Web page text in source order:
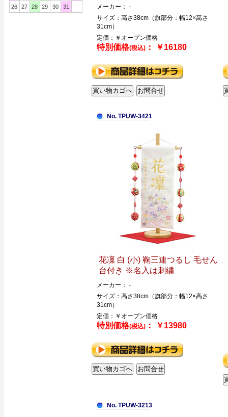
26
27 28 29 30 31
メーカー： -
サイズ：高さ38cm（旗部分：幅12×高さ
31cm）
定価：￥オープン価格
特別価格(税込)： ￥16180
No. TPUW-3421
花凜 白 (小) 鞠三連つるし 毛せん
台付き ※名入は刺繍
メーカー： -
サイズ：高さ38cm（旗部分：幅12×高さ
31cm）
定価：￥オープン価格
特別価格(税込)： ￥13980
No. TPUW-3213